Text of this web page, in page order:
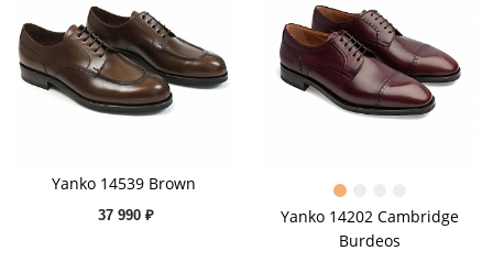
Yanko 14539 Brown
37 990 ₽
Yanko 14202 Cambridge
Burdeos